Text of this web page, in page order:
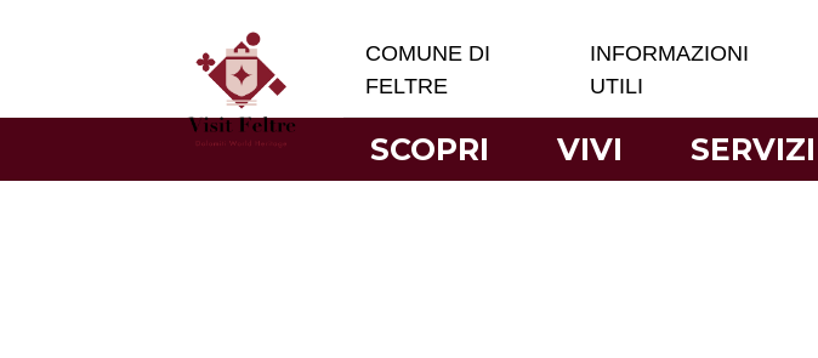
COMUNE DI
FELTRE
INFORMAZIONI
UTILI
SCOPRI VIVI SERVIZI